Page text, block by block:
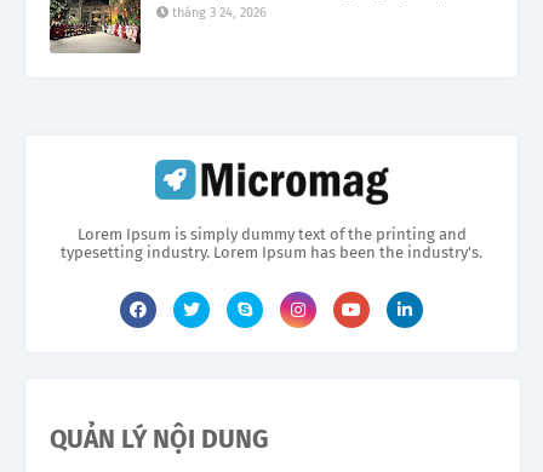
tháng 3 24, 2026
Lorem Ipsum is simply dummy text of the printing and
typesetting industry. Lorem Ipsum has been the industry's.
QUẢN LÝ NỘI DUNG